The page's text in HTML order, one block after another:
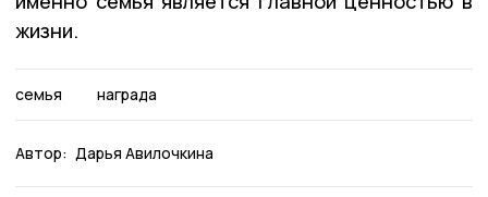
жизни.
семья награда
Автор: Дарья Авилочкина